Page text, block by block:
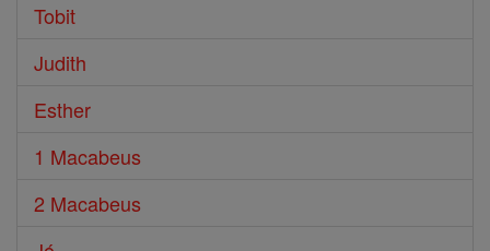
Tobit
Judith
Esther
1 Macabeus
2 Macabeus